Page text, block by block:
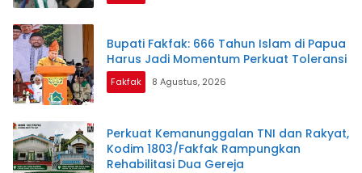
Bupati Fakfak: 666 Tahun Islam di Papua
Harus Jadi Momentum Perkuat Toleransi
Fakfak 8 Agustus, 2026
Perkuat Kemanunggalan TNI dan Rakyat,
Kodim 1803/Fakfak Rampungkan
Rehabilitasi Dua Gereja